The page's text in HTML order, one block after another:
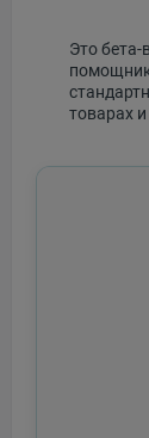
Это бета-
товарах